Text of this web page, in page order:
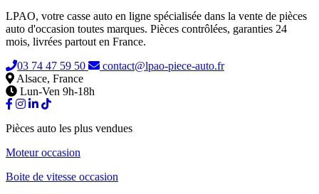
LPAO, votre casse auto en ligne spécialisée dans la vente de pièces
auto d'occasion toutes marques. Pièces contrôlées, garanties 24
mois, livrées partout en France.
03 74 47 59 50
contact@lpao-piece-auto.fr
Alsace, France
Lun-Ven 9h-18h
Pièces auto les plus vendues
Moteur occasion
Boite de vitesse occasion